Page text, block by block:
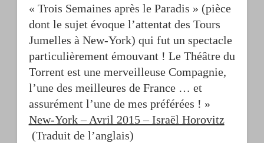
« Trois Semaines après le Paradis » (pièce
dont le sujet évoque l’attentat des Tours
Jumelles à New-York) qui fut un spectacle
particulièrement émouvant ! Le Théâtre du
Torrent est une merveilleuse Compagnie,
l’une des meilleures de France … et
assurément l’une de mes préférées ! »
New-York – Avril 2015 – Israël Horovitz
(Traduit de l’anglais)